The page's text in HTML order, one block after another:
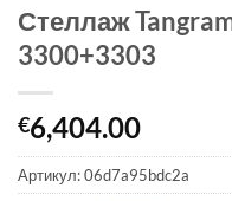
Стеллаж
3300+3303
€6,404.00
Артикул:06d7a95bdc2a